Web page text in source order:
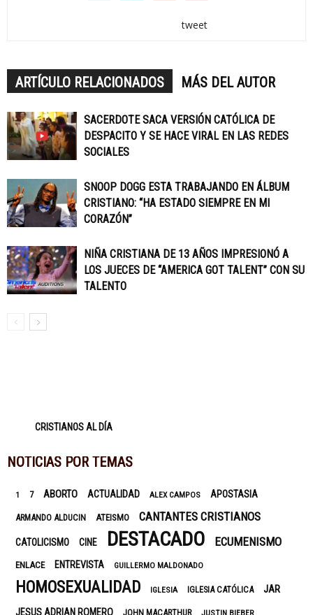
tweet
ARTÍCULO RELACIONADOS MÁS DEL AUTOR
SACERDOTE SACA VERSIÓN CATÓLICA DE
DESPACITO Y SE HACE VIRAL EN LAS REDES
SOCIALES
SNOOP DOGG ESTA TRABAJANDO EN ÁLBUM
CRISTIANO: “HA ESTADO SIEMPRE EN MI
CORAZÓN”
NIÑA CRISTIANA DE 13 AÑOS IMPRESIONÓ A
LOS JUECES DE “AMERICA GOT TALENT” CON SU
TALENTO
CRISTIANOS AL DÍA
NOTICIAS POR TEMAS
1 7 ABORTO ACTUALIDAD ALEX CAMPOS APOSTASIA
ARMANDO ALDUCIN ATEISMO CANTANTES CRISTIANOS
CATOLICISMO CINE DESTACADO ECUMENISMO
ENLACE ENTREVISTA GUILLERMO MALDONADO
HOMOSEXUALIDAD IGLESIA IGLESIA CATÓLICA JAR
JESUS ADRIAN ROMERO JOHN MACARTHUR JUSTIN BIEBER